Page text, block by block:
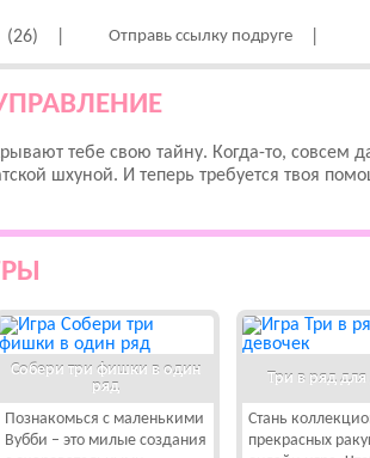
(26) Отправь ссылку подруге
тебе свою тайну. Когда-то, совсем
шхуной. И теперь требуется твоя
Собери три фишки в один
ряд
Познакомься с маленькими
Вубби – это милые создания
Три в ряд
Стань
прекрасных